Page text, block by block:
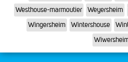
Westhouse-marmoutier
Weyersheim
Wingersheim
Wintershouse